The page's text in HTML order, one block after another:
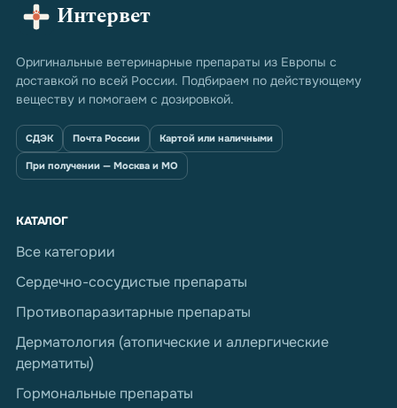
Интервет
Оригинальные ветеринарные препараты из Европы с
доставкой по всей России. Подбираем по действующему
веществу и помогаем с дозировкой.
СДЭК Почта России Картой или наличными
При получении — Москва и МО
КАТАЛОГ
Все категории
Сердечно-сосудистые препараты
Противопаразитарные препараты
Дерматология (атопические и аллергические
дерматиты)
Гормональные препараты